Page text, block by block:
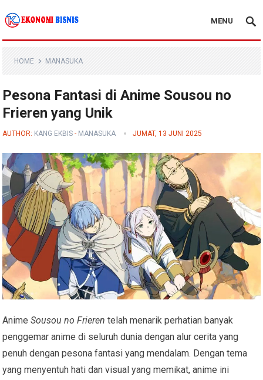
Kanal Ekonomi Bisnis
MENU
HOME MANASUKA
Pesona Fantasi di Anime Sousou no
Frieren yang Unik
AUTHOR: KANG EKBIS - MANASUKA JUMAT, 13 JUNI 2025
AnimeSousou no Frieren telah menarik perhatian banyak
penggemar anime di seluruh dunia dengan alur cerita yang
penuh dengan pesona fantasi yang mendalam. Dengan tema
yang menyentuh hati dan visual yang memikat, anime ini